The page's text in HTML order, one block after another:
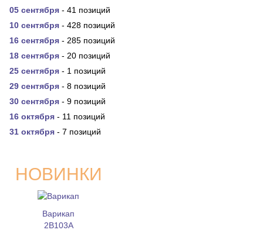
05 сентября - 41 позиций
10 сентября - 428 позиций
16 сентября - 285 позиций
18 сентября - 20 позиций
25 сентября - 1 позиций
29 сентября - 8 позиций
30 сентября - 9 позиций
16 октября - 11 позиций
31 октября - 7 позиций
НОВИНКИ
Варикап
2В103А